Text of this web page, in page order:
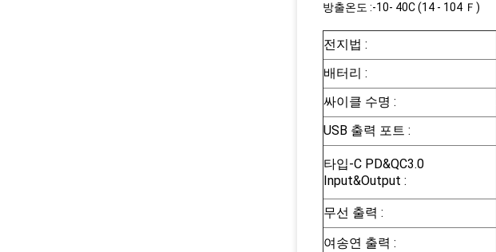
방출온도 :-10- 40C (14 - 104 Ｆ)
전지법 :
배터리 :
싸이클 수명 :
USB 출력 포트 :
타입-C PD&QC3.0
Input&Output :
무선 출력 :
여송연 출력 :